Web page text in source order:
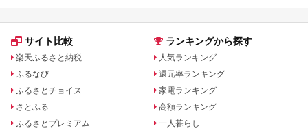
サイト比較
楽天ふるさと納税
ふるなび
ふるさとチョイス
さとふる
ふるさとプレミアム
ランキングから探す
人気ランキング
還元率ランキング
家電ランキング
高額ランキング
一人暮らし